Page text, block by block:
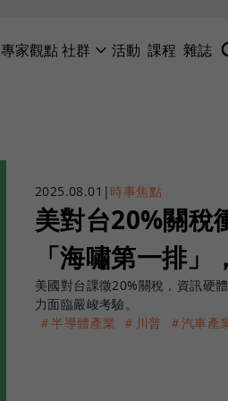
專家觀點社群 活動 課程 雜誌
2025.08.01 | 時事焦點
美對台20%關稅
「海嘯第一排
美國對台課徵20%關稅，資訊硬
力面臨嚴峻考驗。
＃半導體產業
＃川普 ＃汽車產